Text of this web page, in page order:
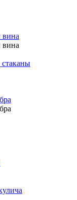
вина
вина